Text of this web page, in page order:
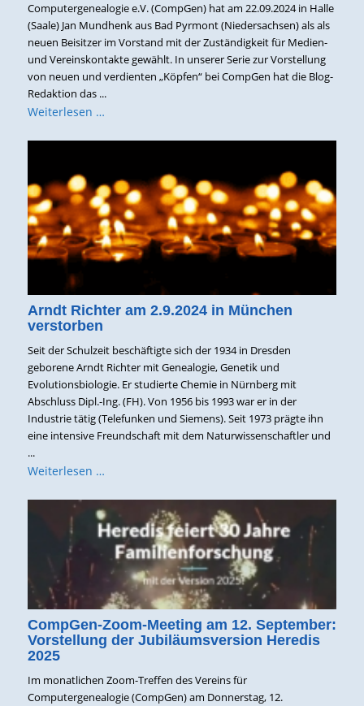
Computergenealogie e.V. (CompGen) hat am 22.09.2024 in Halle
(Saale) Jan Mundhenk aus Bad Pyrmont (Niedersachsen) als als
neuen Beisitzer im Vorstand mit der Zuständigkeit für Medien-
und Vereinskontakte gewählt. In unserer Serie zur Vorstellung
von neuen und verdienten „Köpfen“ bei CompGen hat die Blog-
Redaktion das ...
Weiterlesen …
Arndt Richter am 2.9.2024 in München
verstorben
Seit der Schulzeit beschäftigte sich der 1934 in Dresden
geborene Arndt Richter mit Genealogie, Genetik und
Evolutionsbiologie. Er studierte Chemie in Nürnberg mit
Abschluss Dipl.-Ing. (FH). Von 1956 bis 1993 war er in der
Industrie tätig (Telefunken und Siemens). Seit 1973 prägte ihn
eine intensive Freundschaft mit dem Naturwissenschaftler und
...
Weiterlesen …
CompGen-Zoom-Meeting am 12. September:
Vorstellung der Jubiläumsversion Heredis
2025
Im monatlichen Zoom-Treffen des Vereins für
Computergenealogie (CompGen) am Donnerstag, 12.